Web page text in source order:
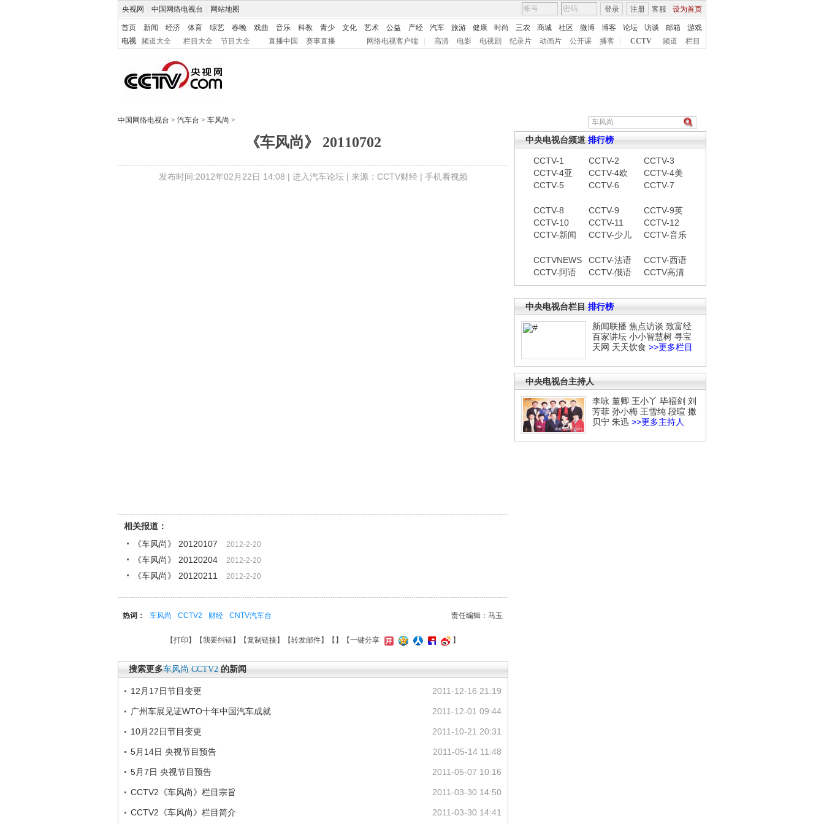
央视网 中国网络电视台 网站地图 客服 设为首页
登录 注册
首页 新闻 经济 体育 综艺 春晚 戏曲 音乐 科教 青少 文化 艺术 公益 产经 汽车 旅游 健康 时尚 三农 商城 社区 微博 博客 论坛 访谈 邮箱
游戏
电视
频道大全 栏目大全 节目大全 直播中国 赛事直播 网络电视客户端 高清 电影 电视剧 纪录片 动画片 公开课 播客 CCTV 频道 栏目
中国网络电视台 > 汽车台 > 车风尚 >
《车风尚》 20110702
发布时间:2012年02月22日 14:08 | 进入汽车论坛| 来源：CCTV财经 | 手机看视频
中央电视台频道 排行榜
CCTV-1 CCTV-2
CCTV-3
CCTV-4亚
CCTV-4欧
CCTV-4美
CCTV-5
CCTV-6 CCTV-7
CCTV-8 CCTV-9
CCTV-9英
CCTV-10
CCTV-11
CCTV-12
CCTV-新闻
CCTV-少儿 CCTV-音乐
CCTVNEWS CCTV-法语
CCTV-西语
CCTV-阿语
CCTV-俄语 CCTV高清
中央电视台栏目 排行榜
新闻联播 焦点访谈 致富经
百家讲坛 小小智慧树 寻宝
天网 天天饮食 >>更多栏目
中央电视台主持人
李咏 董卿 王小丫 毕福剑 刘
芳菲 孙小梅 王雪纯 段暄 撒
贝宁 朱迅 >>更多主持人
相关报道：
《车风尚》 20120107
2012-2-20
《车风尚》 20120204 2012-2-20
《车风尚》 20120211 2012-2-20
责任编辑：马玉
热词： 车风尚 CCTV2 财经 CNTV汽车台
【打印 】【我要纠错】【复制链接】【转发邮件】【 】 【一键分享 】
搜索更多车风尚 CCTV2 的新闻
2011-12-16 21:19
12月17日节目变更
2011-12-01 09:44
广州车展见证WTO十年中国汽车成就
2011-10-21 20:31
10月22日节目变更
2011-05-14 11:48
5月14日 央视节目预告
2011-05-07 10:16
5月7日 央视节目预告
2011-03-30 14:50
CCTV2《车风尚》栏目宗旨
2011-03-30 14:41
CCTV2《车风尚》栏目简介